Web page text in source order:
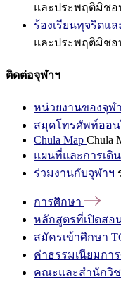
และประพฤติมิชอ
ร้องเรียนทุจริตแ
และประพฤติมิชอ
ติดต่อจุฬาฯ
หน่วยงานของจุฬ
สมุดโทรศัพท์ออ
Chula Map Chula
แผนที่และการเดิ
ร่วมงานกับจุฬาฯ
การศึกษา
หลักสูตรที่เปิดสอ
สมัครเข้าศึกษา
ค่าธรรมเนียมกา
คณะและสำนักวิ